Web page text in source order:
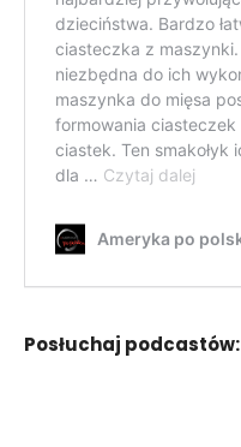
Posłuchaj podcastów: